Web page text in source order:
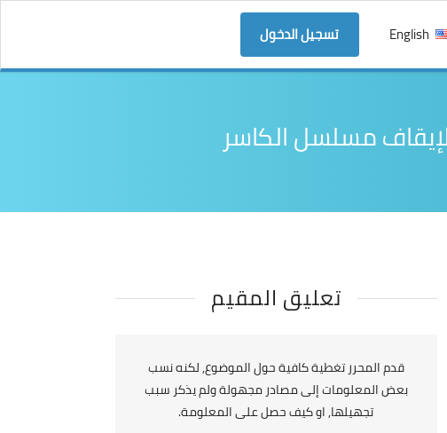
English تسجيل الدخول
مسلسل الكاسر
تعليق المقيم
قدم المحرر تغطية كافية حول الموضوع, لكنه نسب
بعض المعلومات إلى مصادر مجهولة ولم يذكر سبب
تجهيلها, او كيف حصل على المعلومة.